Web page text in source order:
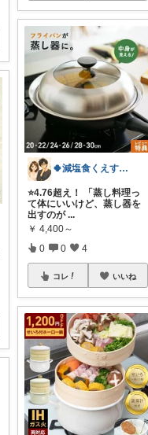
🍀減塩食くえすと｜美香😊＆マナブ🧸
⭐4.76超え！ 「蒸し料理っ
て体にいいけど、蒸し器を
出すのが ...
￥ 4,400～
0 0 4
コレ いいね